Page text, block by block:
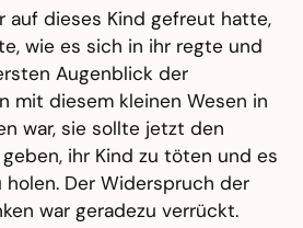
auf dieses Kind gefreut hatte,
wie es sich in ihr regte und
Augenblick der
mit diesem kleinen Wesen in
war, sie sollte jetzt den
ihr Kind zu töten und es
holen. Der Widerspruch der
war geradezu verrückt.